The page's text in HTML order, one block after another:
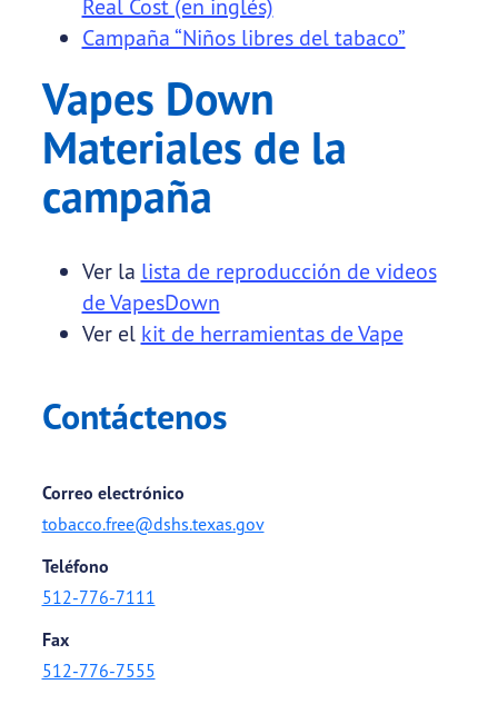
Real Cost (en inglés)
Campaña “Niños libres del tabaco”
Vapes Down
Materiales de la
campaña
Ver la lista de reproducción de videos
de VapesDown
Ver el kit de herramientas de Vape
Contáctenos
Correo electrónico
tobacco.free@dshs.texas.gov
Teléfono
512-776-7111
Fax
512-776-7555